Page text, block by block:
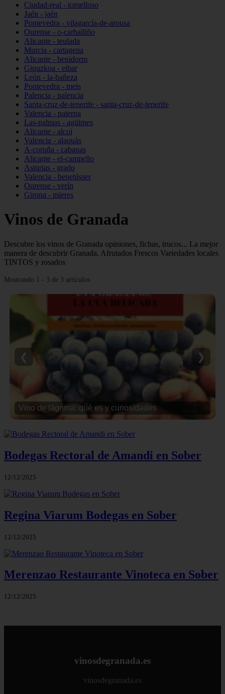
Ciudad-real - tomelloso
Jaén - jaén
Pontevedra - vilagarcía-de-arousa
Ourense - o-carballiño
Alicante - teulada
Murcia - cartagena
Alicante - benidorm
Gipuzkoa - eibar
León - la-bañeza
Pontevedra - meis
Palencia - palencia
Santa-cruz-de-tenerife - santa-cruz-de-tenerife
Valencia - paterna
Las-palmas - agüimes
Alicante - alcoi
Valencia - alaquàs
A-coruña - cabanas
Alicante - el-campello
Asturias - grado
Valencia - benetússer
Ourense - verín
Girona - mieres
Vinos de Granada
Descubre los vinos de Granada opiniones, fichas, trucos... La mejor
manera de descubrir Granada, Afrutados Frescos Variedades locales
TINTOS y rosados
Mostrando 1 - 3 de 3 artículos
Vino de lágrima: qué es y curiosidades
❮ ❯
Bodegas Rectoral de Amandi en Sober
12/12/2025
Regina Viarum Bodegas en Sober
12/12/2025
Merenzao Restaurante Vinoteca en Sober
12/12/2025
vinosdegranada.es
vinosdegranada.es